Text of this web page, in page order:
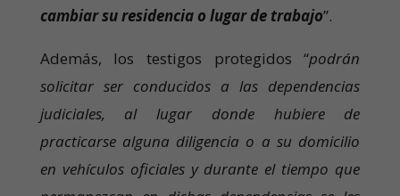
cambiar su residencia o lugar de trabajo”.
Además, los testigos protegidos “podrán
solicitar ser conducidos a las dependencias
judiciales, al lugar donde hubiere de
practicarse alguna diligencia o a su domicilio
en vehículos oficiales y durante el tiempo que